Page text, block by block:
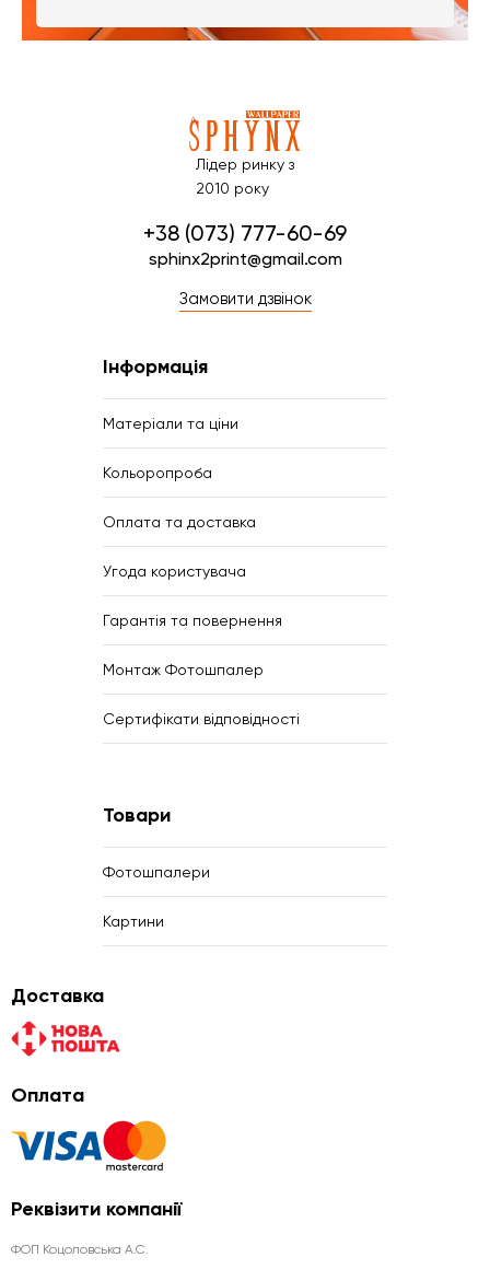
Лідер ринку з
2010 року
+38 (073) 777-60-69
sphinx2print@gmail.com
Замовити дзвінок
Інформація
Матеріали та ціни
Кольоропроба
Оплата та доставка
Угода користувача
Гарантія та повернення
Монтаж Фотошпалер
Сертифікати відповідності
Товари
Фотошпалери
Картини
Доставка
Оплата
Реквізити компанії
ФОП Коцоловська А.С.